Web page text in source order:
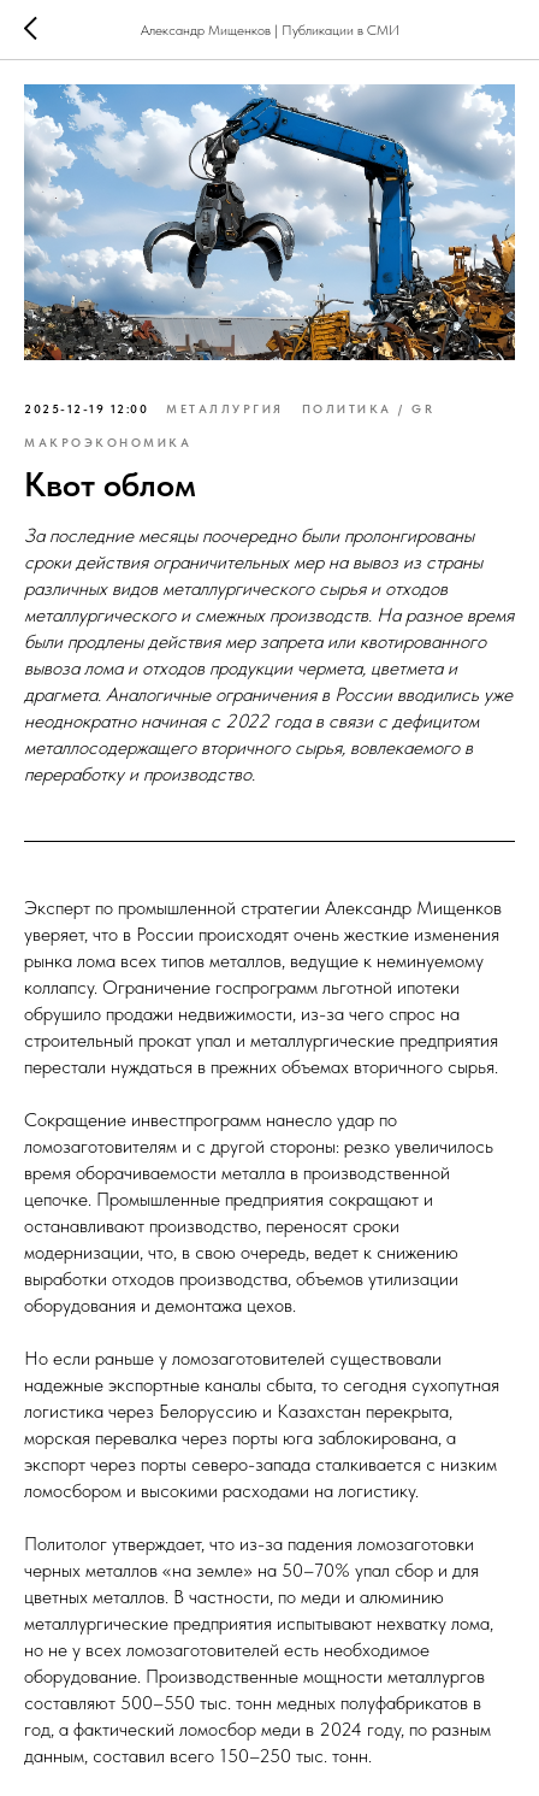
Александр Мищенков | Публикации в СМИ
2025-12-19 12:00 МЕТАЛЛУРГИЯ ПОЛИТИКА / GR
МАКРОЭКОНОМИКА
Квот облом
За последние месяцы поочередно были пролонгированы
сроки действия ограничительных мер на вывоз из страны
различных видов металлургического сырья и отходов
металлургического и смежных производств. На разное время
были продлены действия мер запрета или квотированного
вывоза лома и отходов продукции чермета, цветмета и
драгмета. Аналогичные ограничения в России вводились уже
неоднократно начиная с 2022 года в связи с дефицитом
металлосодержащего вторичного сырья, вовлекаемого в
переработку и производство.
Эксперт по промышленной стратегии Александр Мищенков
уверяет, что в России происходят очень жесткие изменения
рынка лома всех типов металлов, ведущие к неминуемому
коллапсу. Ограничение госпрограмм льготной ипотеки
обрушило продажи недвижимости, из-за чего спрос на
строительный прокат упал и металлургические предприятия
перестали нуждаться в прежних объемах вторичного сырья.
Сокращение инвестпрограмм нанесло удар по
ломозаготовителям и с другой стороны: резко увеличилось
время оборачиваемости металла в производственной
цепочке. Промышленные предприятия сокращают и
останавливают производство, переносят сроки
модернизации, что, в свою очередь, ведет к снижению
выработки отходов производства, объемов утилизации
оборудования и демонтажа цехов.
Но если раньше у ломозаготовителей существовали
надежные экспортные каналы сбыта, то сегодня сухопутная
логистика через Белоруссию и Казахстан перекрыта,
морская перевалка через порты юга заблокирована, а
экспорт через порты северо-запада сталкивается с низким
ломосбором и высокими расходами на логистику.
Политолог утверждает, что из-за падения ломозаготовки
черных металлов «на земле» на 50–70% упал сбор и для
цветных металлов. В частности, по меди и алюминию
металлургические предприятия испытывают нехватку лома,
но не у всех ломозаготовителей есть необходимое
оборудование. Производственные мощности металлургов
составляют 500–550 тыс. тонн медных полуфабрикатов в
год, а фактический ломосбор меди в 2024 году, по разным
данным, составил всего 150–250 тыс. тонн.